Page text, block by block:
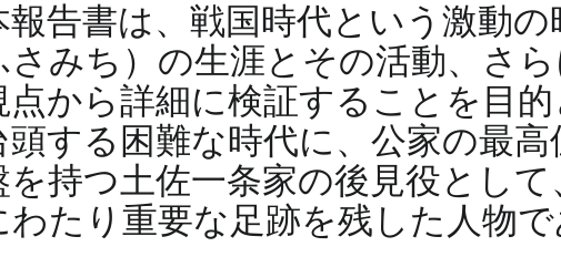
報告書は、戦国時代という激動
さみち）の生涯とその活動、さ
点から詳細に検証することを目
頭する困難な時代に、公家の最
を持つ土佐一条家の後見役とし
わたり重要な足跡を残した人物で